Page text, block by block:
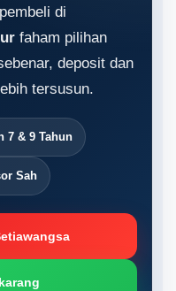
di
faham pilihan
deposit dan
tersusun.
7 & 9 Tahun
Sah